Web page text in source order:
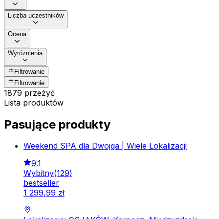
Liczba uczestników
Ocena
Wyróżnienia
Filtrowanie
Filtrowanie
1879 przeżyć
Lista produktów
Pasujące produkty
Weekend SPA dla Dwojga | Wiele Lokalizacji
9.1
Wybitny(129)
bestseller
1 299,99 zł